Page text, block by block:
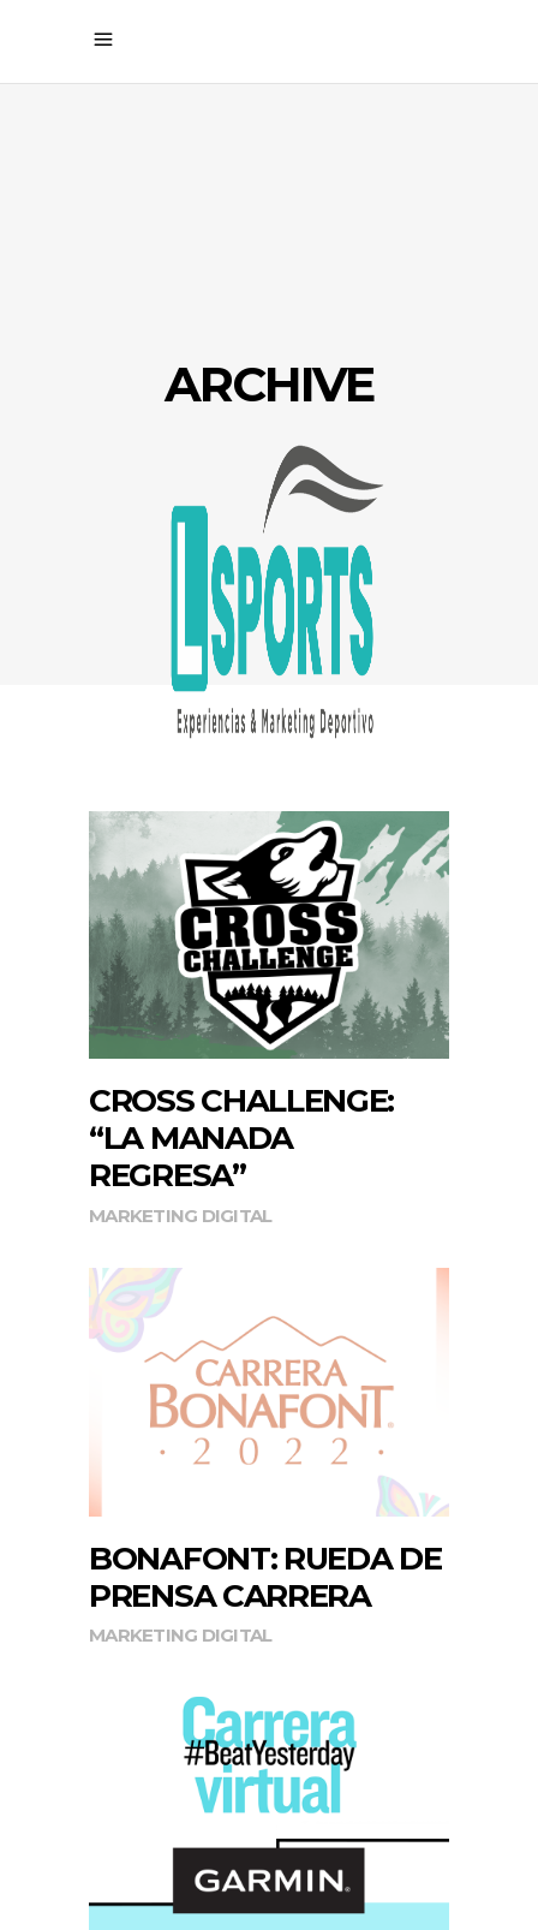
ARCHIVE
CROSS CHALLENGE:
“LA MANADA
REGRESA”
MARKETING DIGITAL
BONAFONT: RUEDA DE
PRENSA CARRERA
MARKETING DIGITAL